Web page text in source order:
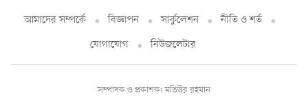
আমাদের সম্পর্কে বিজ্ঞাপন সার্কুলেশন
নীতি ও শর্ত
যোগাযোগ
নিউজলেটার
সম্পাদক ও প্রকাশক: মতিউর রহমান